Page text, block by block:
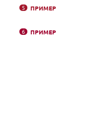
5 ПРИМЕР
6 ПРИМЕР